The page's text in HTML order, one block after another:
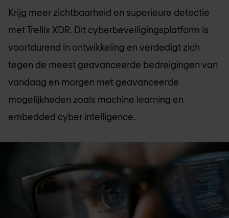
Krijg meer zichtbaarheid en superieure detectie
met Trellix XDR. Dit cyberbeveiligingsplatform is
voortdurend in ontwikkeling en verdedigt zich
tegen de meest geavanceerde bedreigingen van
vandaag en morgen met geavanceerde
mogelijkheden zoals machine learning en
embedded cyber intelligence.